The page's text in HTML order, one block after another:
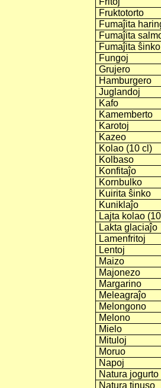
Fruktotorto
Fumaĵita
Fumaĵita
Fumaĵita ŝinko
Fungoj
Grujero
Hamburgero
Juglandoj
Kafo
Kamemberto
Karotoj
Kazeo
Kolao (10 cl)
Kolbaso
Konfitaĵo
Kornbulko
Kuirita ŝinko
Kuniklaĵo
Lajta kolao
Lakta glaciaĵo
Lamenfritoj
Lentoj
Maizo
Majonezo
Margarino
Meleagraĵo
Melongono
Melono
Mielo
Mituloj
Moruo
Napoj
Natura jogurto
Natura tinuso